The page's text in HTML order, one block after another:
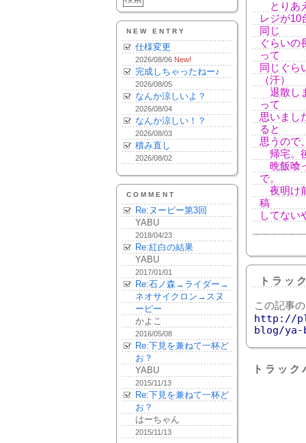
NEW ENTRY
仕様変更
2026/08/06 New!
完成しちゃったねー♪
2026/08/05
なんか涼しいよ？
2026/08/04
なんか涼しい！？
2026/08/03
積み直し
2026/08/02
COMMENT
Re:ヌーピー第3回
YABU
2018/04/23
Re:紅白の結果
YABU
2017/01/01
Re:石ノ森→ライダー→
ネオサイクロン→スヌ
ーピー
かよこ
2016/05/08
Re:下見を兼ねて一杯ど
お？
YABU
2015/11/13
Re:下見を兼ねて一杯ど
お？
はーちゃん
2015/11/13
とりあ
レジが10
同じ
ぐらいの
って
同じぐら
（汗）
退散し
って
思いまし
ると
思うので
帰宅。
晩飯喰
で。
夜明け
稿
してない
トラッ
この記事
http://
blog/ya-
トラッ